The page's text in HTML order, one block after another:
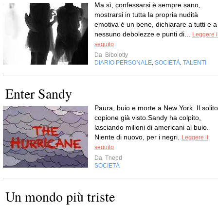
Ma sì, confessarsi è sempre sano,
mostrarsi in tutta la propria nudità
emotiva è un bene, dichiarare a tutti e a
nessuno debolezze e punti di...
Leggere
seguito
Da Bibolotty
DIARIO PERSONALE SOCIETÀ TALENTI
Enter Sandy
Paura, buio e morte a New York. Il solito
copione già visto.Sandy ha colpito,
lasciando milioni di americani al buio.
Niente di nuovo, per i negri.
Leggere il
seguito
Da Tnepd
SOCIETÀ
Un mondo più triste